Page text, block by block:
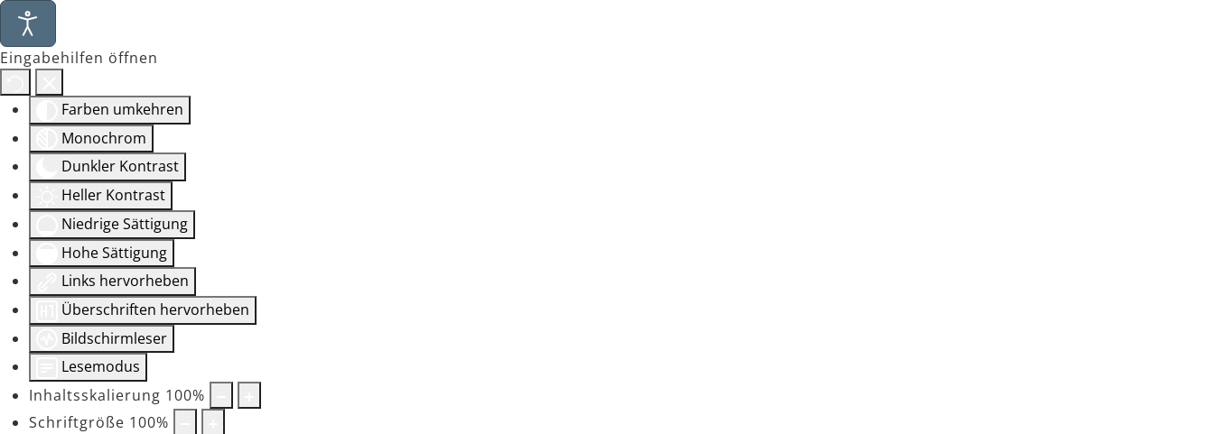
Eingabehilfen öffnen
Farben umkehren
Monochrom
Dunkler Kontrast
Heller Kontrast
Niedrige Sättigung
Hohe Sättigung
Links hervorheben
Überschriften hervorheben
Bildschirmleser
Lesemodus
Inhaltsskalierung 100%
Schriftgröße 100%